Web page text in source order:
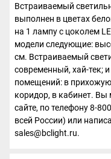
Встраиваемый
выполнен в цветах
на 1 лампу с цоколем
модели следующие:
см. Встраиваемый
современный, хай-тек;
помещений: в
коридор, в кабинет.
сайте, по телефону 8-
всей России) или
sales@bclight.ru.